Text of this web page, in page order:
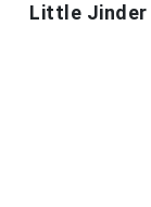
Little Jinder